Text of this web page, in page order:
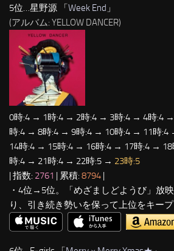
5位…星野源 「Week End 」
(アルバム: YELLOW DANCER)
0時:4 → 1時:4 → 2時:4 → 3時:4 → 4時:4
時:4 → 8時:4 → 9時:4 → 10時:4 → 11時:4
14時:4 → 15時:4 → 16時:4 → 17時:4 →
時:4 → 21時:4 → 22時:5 → 23時:5
| 指数: 2761 | 累積: 8794 |
・4位→5位。「めざましどようび」放
り、引き続き勢いを保って上位をキープ